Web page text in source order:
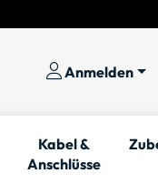
Anmelden
Kabel &
Anschlüsse